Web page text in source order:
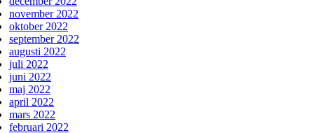
november 2022
oktober 2022
september 2022
augusti 2022
juli 2022
juni 2022
maj 2022
april 2022
mars 2022
februari 2022